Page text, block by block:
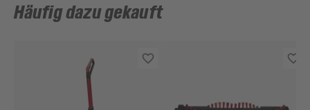
Häufig dazu gekauft